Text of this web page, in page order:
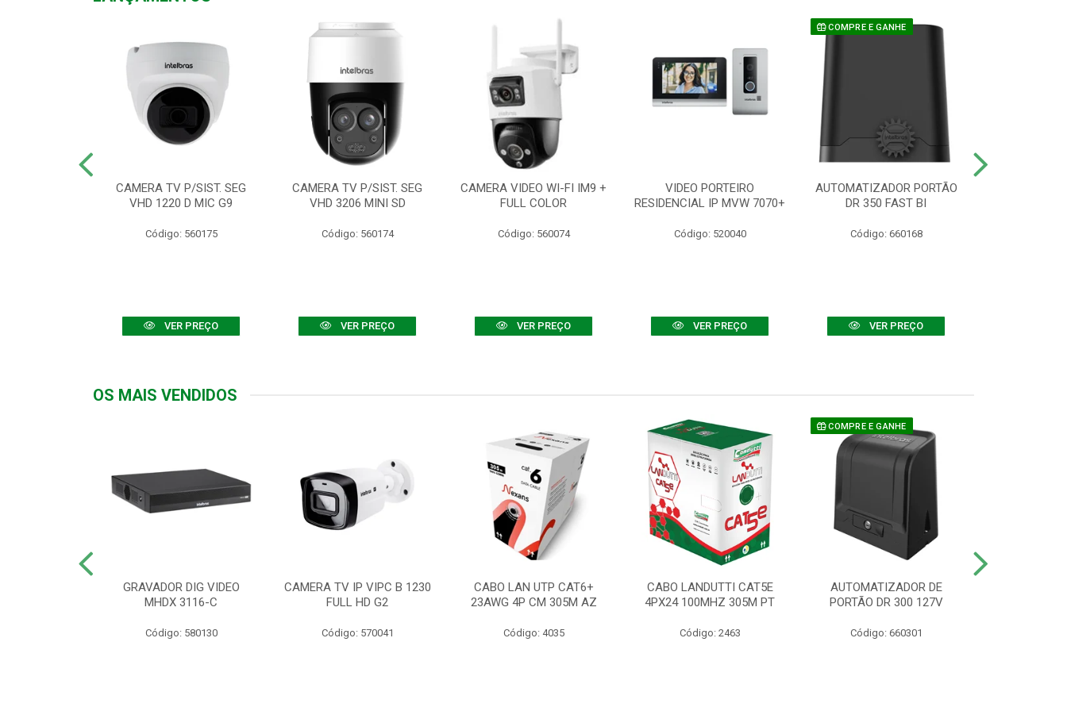
CAMERA TV P/SIST. SEG
VHD 1220 D MIC G9
Código: 560175
VER PREÇO
CAMERA TV P/SIST. SEG
VHD 3206 MINI SD
Código: 560174
VER PREÇO
CAMERA VIDEO WI-FI IM9 +
FULL COLOR
Código: 560074
VER PREÇO
VIDEO PORTEIRO
RESIDENCIAL IP MVW 7070+
Código: 520040
VER PREÇO
COMPRE E GANHE
AUTOMATIZADOR PORTÃO
DR 350 FAST BI
Código: 660168
VER PREÇO
OS MAIS VENDIDOS
GRAVADOR DIG VIDEO
MHDX 3116-C
Código: 580130
CAMERA TV IP VIPC B 1230
FULL HD G2
Código: 570041
CABO LAN UTP CAT6+
23AWG 4P CM 305M AZ
Código: 4035
CABO LANDUTTI CAT5E
4PX24 100MHZ 305M PT
Código: 2463
COMPRE E GANHE
AUTOMATIZADOR DE
PORTÃO DR 300 127V
Código: 660301